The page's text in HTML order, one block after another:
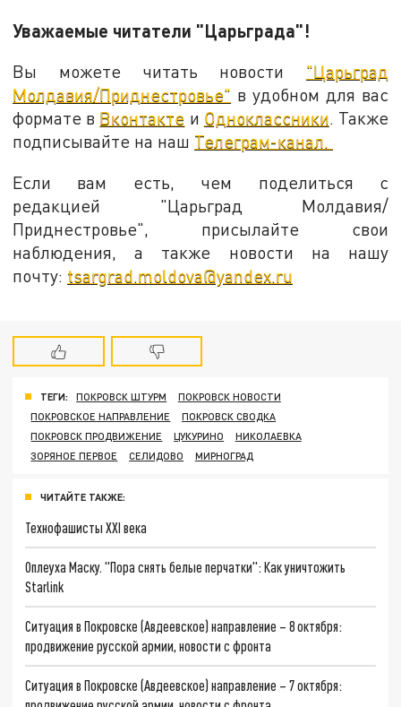
Уважаемые читатели "Царьграда"!
Вы можете читать новости "Царьград
Молдавия/Приднестровье" в удобном для вас
формате в Вконтакте и Одноклассники. Также
подписывайте на наш Телеграм-канал.
Если вам есть, чем поделиться с
редакцией "Царьград Молдавия/
Приднестровье", присылайте свои
наблюдения, а также новости на нашу
почту: tsargrad.moldova@yandex.ru
ТЕГИ: ПОКРОВСК ШТУРМ
ПОКРОВСК НОВОСТИ
ПОКРОВСКОЕ НАПРАВЛЕНИЕ
ПОКРОВСК СВОДКА
ПОКРОВСК ПРОДВИЖЕНИЕ
ЦУКУРИНО
НИКОЛАЕВКА
ЗОРЯНОЕ ПЕРВОЕ
СЕЛИДОВО МИРНОГРАД
ЧИТАЙТЕ ТАКЖЕ:
Технофашисты XXI века
Оплеуха Маску. "Пора снять белые перчатки": Как уничтожить
Starlink
Ситуация в Покровске (Авдеевское) направление – 8 октября:
продвижение русской армии, новости с фронта
Ситуация в Покровске (Авдеевское) направление – 7 октября: